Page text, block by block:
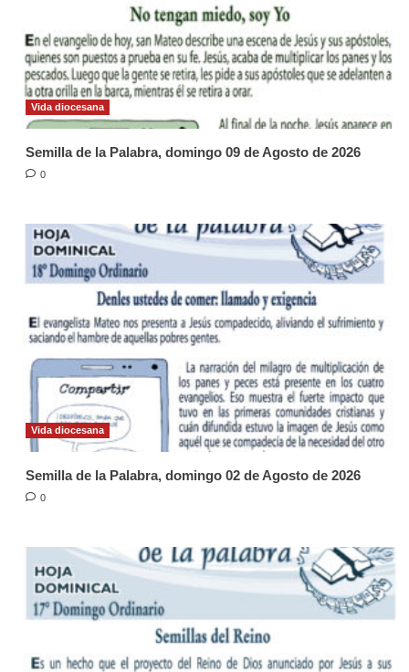
Vida diocesana
Semilla de la Palabra, domingo 09 de Agosto de 2026
0
Vida diocesana
Semilla de la Palabra, domingo 02 de Agosto de 2026
0